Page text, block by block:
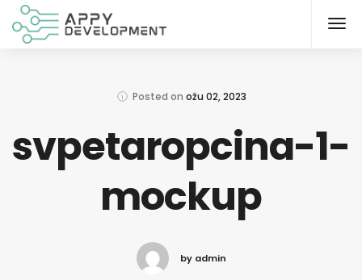
Posted on ožu 02, 2023
svpetaropcina-1-
mockup
by admin